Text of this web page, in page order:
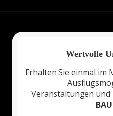
Wertvolle
Erhalten Sie einmal im
Veranstaltungen und